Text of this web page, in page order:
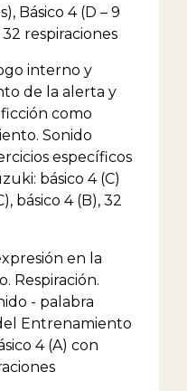
Artístico
Básico 4 (D – 9
respiraciones
interno y
de la alerta y
como
Sonido
específicos
básico 4 (C)
básico 4 (B), 32
en la
Respiración.
- palabra
Entrenamiento
4 (A) con